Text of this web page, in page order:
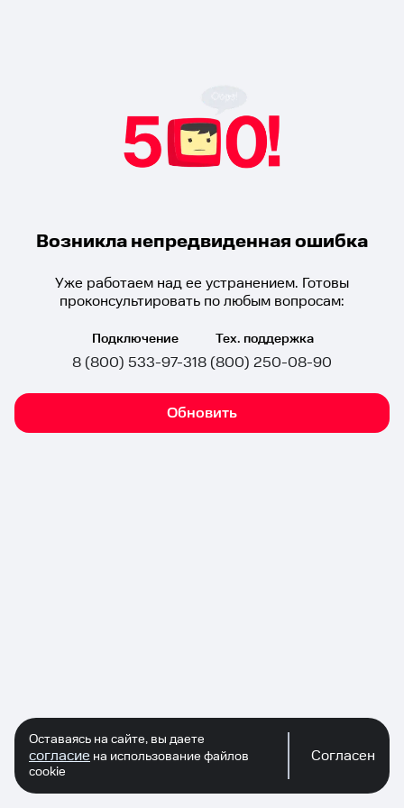
Возникла непредвиденная ошибка
Уже работаем над ее устранением. Готовы
проконсультировать по любым вопросам:
Подключение
8 (800) 533-97-31
Тех. поддержка
8 (800) 250-08-90
Обновить
Оставаясь на сайте, вы даете
согласие на использование файлов
cookie
Согласен